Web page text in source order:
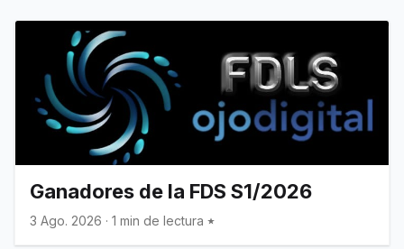
Ganadores de la FDS S1/2026
3 Ago. 2026 · 1 min de lectura